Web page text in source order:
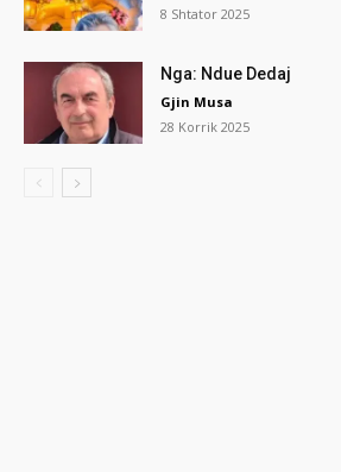
8 Shtator 2025
Nga: Ndue Dedaj
Gjin Musa
28 Korrik 2025